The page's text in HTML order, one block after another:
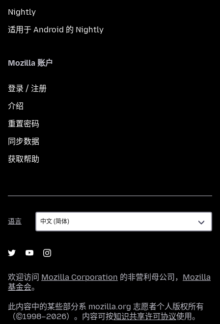
Nightly
适用于 Android 的 Nightly
Mozilla 账户
登录 / 注册
介绍
重置密码
同步数据
获取帮助
语言
语
言
欢迎访问 Mozilla Corporation 的非营利母公司， Mozilla
基金会。
此内容中的某些部分系 mozilla.org 志愿者个人版权所有
（©1998–2026）。内容可按知识共享许可协议使用。